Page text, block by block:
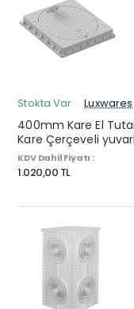
Stokta Var Luxwares
400mm Kare El
Kare Çerçeveli
KDV Dahil Fiyatı :
1.020,00 TL